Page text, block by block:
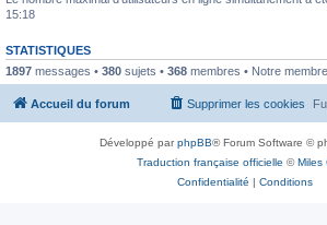
15:18
STATISTIQUES
1897 messages • 380 sujets • 368 membres • Notre
Accueil du forum Supprimer les cookies
Développé parphpBB® Forum Software ©
Traduction française officielle ©Miles
Confidentialité | Conditions